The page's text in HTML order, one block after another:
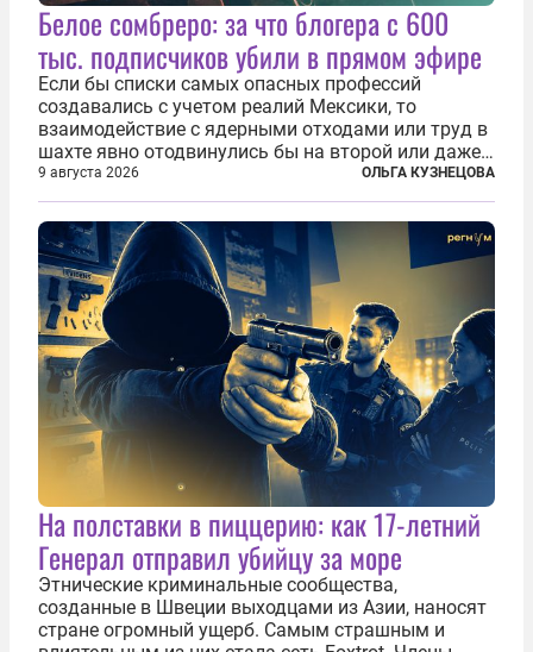
Белое сомбреро: за что блогера с 600
тыс. подписчиков убили в прямом эфире
Если бы списки самых опасных профессий
создавались с учетом реалий Мексики, то
взаимодействие с ядерными отходами или труд в
шахте явно отодвинулись бы на второй или даже
третий план. А вот блогерам, журналистам и
музыкантам пришлось бы выйти вперед. В
Кульякане, столице штата Синалоа, прямо во...
9 августа 2026 ОЛЬГА КУЗНЕЦОВА
На полставки в пиццерию: как 17-летний
Генерал отправил убийцу за море
Этнические криминальные сообщества,
созданные в Швеции выходцами из Азии, наносят
стране огромный ущерб. Самым страшным и